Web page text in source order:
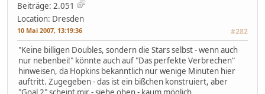
Beiträge: 2.051
Location: Dresden
10 Mai 2007, 13:19:36 #282
"Keine billigen Doubles, sondern die Stars selbst - wenn auch
nur nebenbei!" könnte auch auf "Das perfekte Verbrechen"
hinweisen, da Hopkins bekanntlich nur wenige Minuten hier
auftritt. Zugegeben - das ist ein bißchen konstruiert, aber